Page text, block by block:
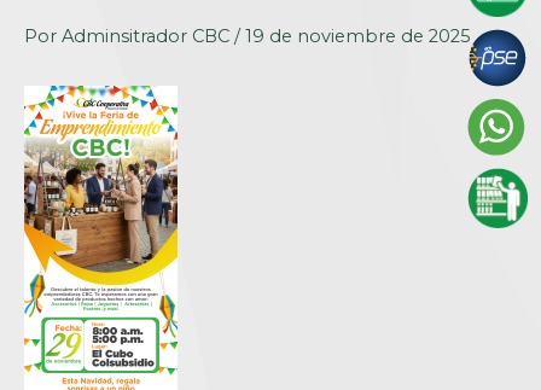
Por Adminsitrador CBC /19 de noviembre de 2025